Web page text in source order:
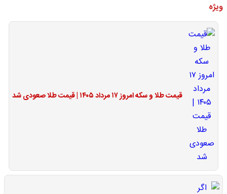
ویژه
قیمت طلا و سکه امروز ۱۷ مرداد ۱۴۰۵ | قیمت طلا صعودی شد